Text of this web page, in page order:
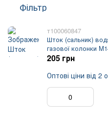
Фільтр
т100060847
Шток (сальник)
газової колонки
205 грн
Оптові ціни від 2